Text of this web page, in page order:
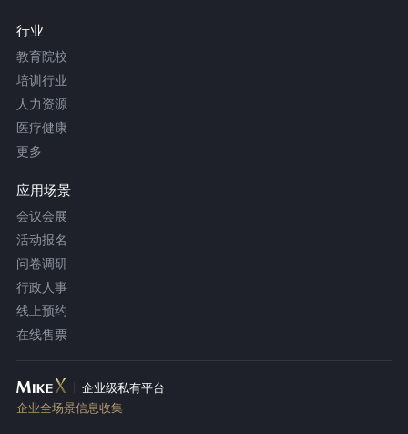
行业
教育院校
培训行业
人力资源
医疗健康
更多
应用场景
会议会展
活动报名
问卷调研
行政人事
线上预约
在线售票
企业级私有平台
企业全场景信息收集